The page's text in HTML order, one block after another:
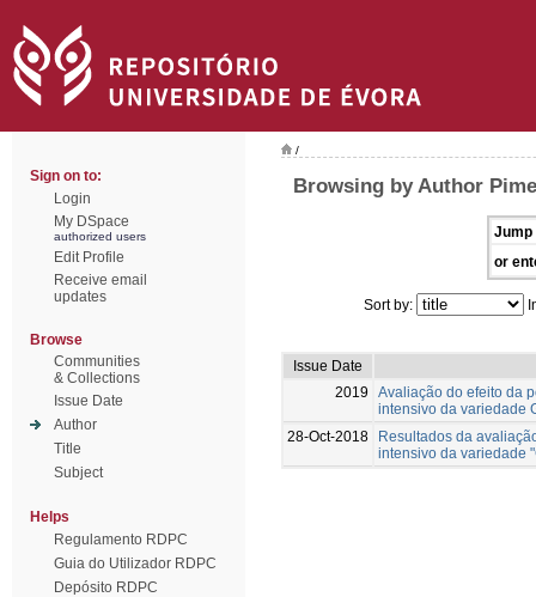
Sign on to:
Login
My DSpace
authorized users
Edit Profile
Receive email
updates
Browse
Communities
& Collections
Issue Date
Author
Title
Subject
Helps
Regulamento RDPC
Guia do Utilizador RDPC
Depósito RDPC
/
Browsing by Author
Jump
or
Sort by:
Issue Date
2019
Avaliação do efeito da
intensivo da variedade
28-Oct-2018
Resultados da
intensivo da variedade